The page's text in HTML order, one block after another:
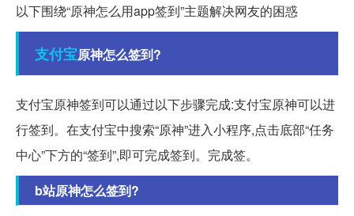
以下围绕“原神怎么用app签到”主题解决网友的困惑
支付宝原神怎么签到?
支付宝原神签到可以通过以下步骤完成:支付宝原神可以进
行签到。在支付宝中搜索“原神”进入小程序,点击底部“任务
中心”下方的“签到”,即可完成签到。完成签。
b站原神怎么签到?